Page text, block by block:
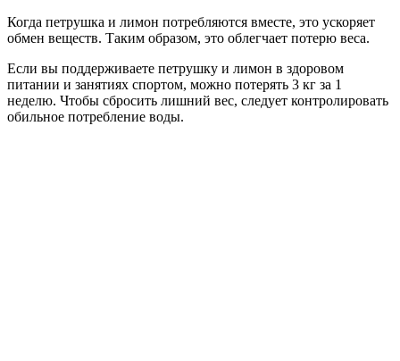
Когда петрушка и лимон потребляются вместе, это ускоряет
обмен веществ. Таким образом, это облегчает потерю веса.
Если вы поддерживаете петрушку и лимон в здоровом
питании и занятиях спортом, можно потерять 3 кг за 1
неделю. Чтобы сбросить лишний вес, следует контролировать
обильное потребление воды.